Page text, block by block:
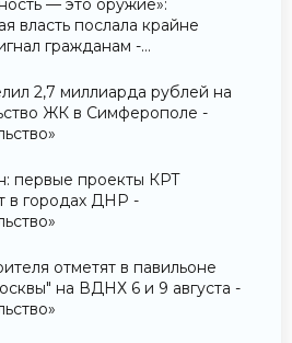
— это оружие»:
власть послала крайне
гражданам -
2,7 миллиарда рублей на
ЖК в Симферополе -
первые проекты КРТ
в городах ДНР -
отметят в павильоне
на ВДНХ 6 и 9 августа -